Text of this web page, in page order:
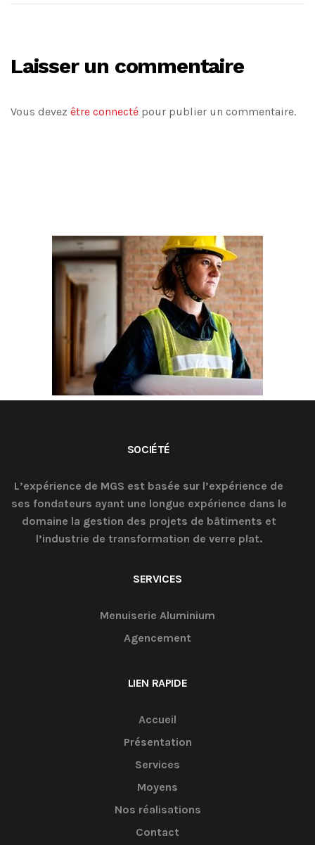
Laisser un commentaire
Vous devez être connecté pour publier un commentaire.
SOCIÉTÉ
L’expérience de MGS est basée sur l’expérience de
ses fondateurs ayant une longue expérience dans le
domaine la gestion des projets de bâtiments et
l’industrie de transformation de verre plat.
SERVICES
Menuiserie Aluminium
Agencement
LIEN RAPIDE
Accueil
Présentation
Services
Moyens
Nos réalisations
Contact